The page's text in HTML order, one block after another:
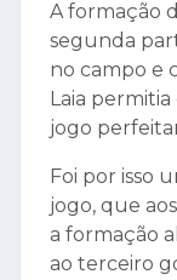
A formação
segunda
no campo e
Laia
jogo
Foi por isso
jogo, que
a formação
ao terceiro